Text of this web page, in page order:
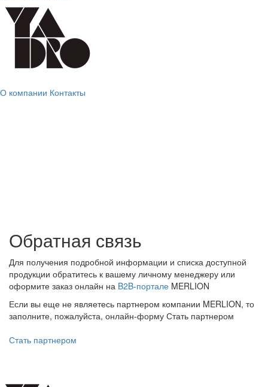
О компании Контакты
Обратная связь
Для получения подробной информации и списка доступной
продукции обратитесь к вашему личному менеджеру или
оформите заказ онлайн на B2B-портале MERLION
Если вы еще не являетесь партнером компании MERLION, то
заполните, пожалуйста, онлайн-форму Стать партнером
Стать партнером